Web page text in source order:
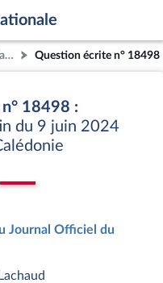
Question écrite n° 18498
18498 :
du 9 juin 2024
Journal Officiel du